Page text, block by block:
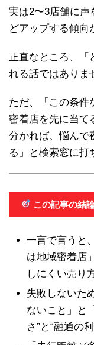
実は2〜3店舗に声
どアップする傾向
正直なところ、「
れる話ではありま
ただ、「この条件
密着店を先に当て
分かれば、悩ん
る」と検索窓に打
この記事の結
一言で言うと
は地域密着店
しにくい売り
失敗しないた
ないこと」と
さ”と“融通の